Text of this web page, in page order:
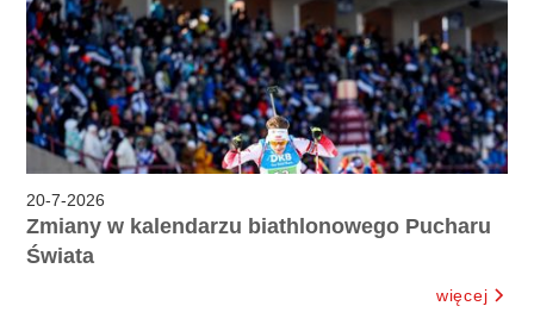
20-7-2026
Zmiany w kalendarzu biathlonowego Pucharu
Świata
więcej